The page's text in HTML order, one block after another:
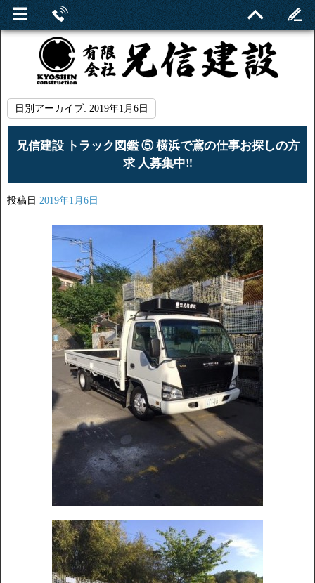
日別アーカイブ: 2019年1月6日
兄信建設 トラック図鑑 ⑤ 横浜で鳶の仕事お探しの方
求 人募集中‼︎
投稿日 2019年1月6日